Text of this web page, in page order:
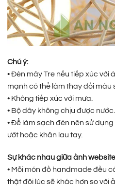
Chú ý:
• Đèn mây Tre nếu tiếp xúc với
mạnh có thể làm thay đổi màu
• Không tiếp xúc với mưa.
• Bộ dây không chịu được nước.
• Để làm sạch đèn nên sử
ướt hoặc khăn lau tay.
Sự khác nhau giữa ảnh
• Mỗi món đồ handmade đều
thật đôi lúc sẽ khác hơn so với